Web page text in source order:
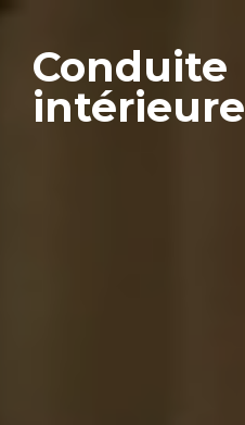
Conduite
intérieure